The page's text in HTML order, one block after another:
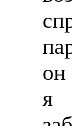
он
я